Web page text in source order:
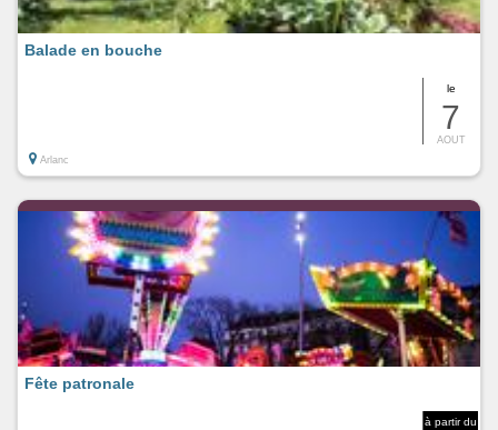
le
7
AOUT
Balade en bouche
Arlanc
à partir du
Fête patronale